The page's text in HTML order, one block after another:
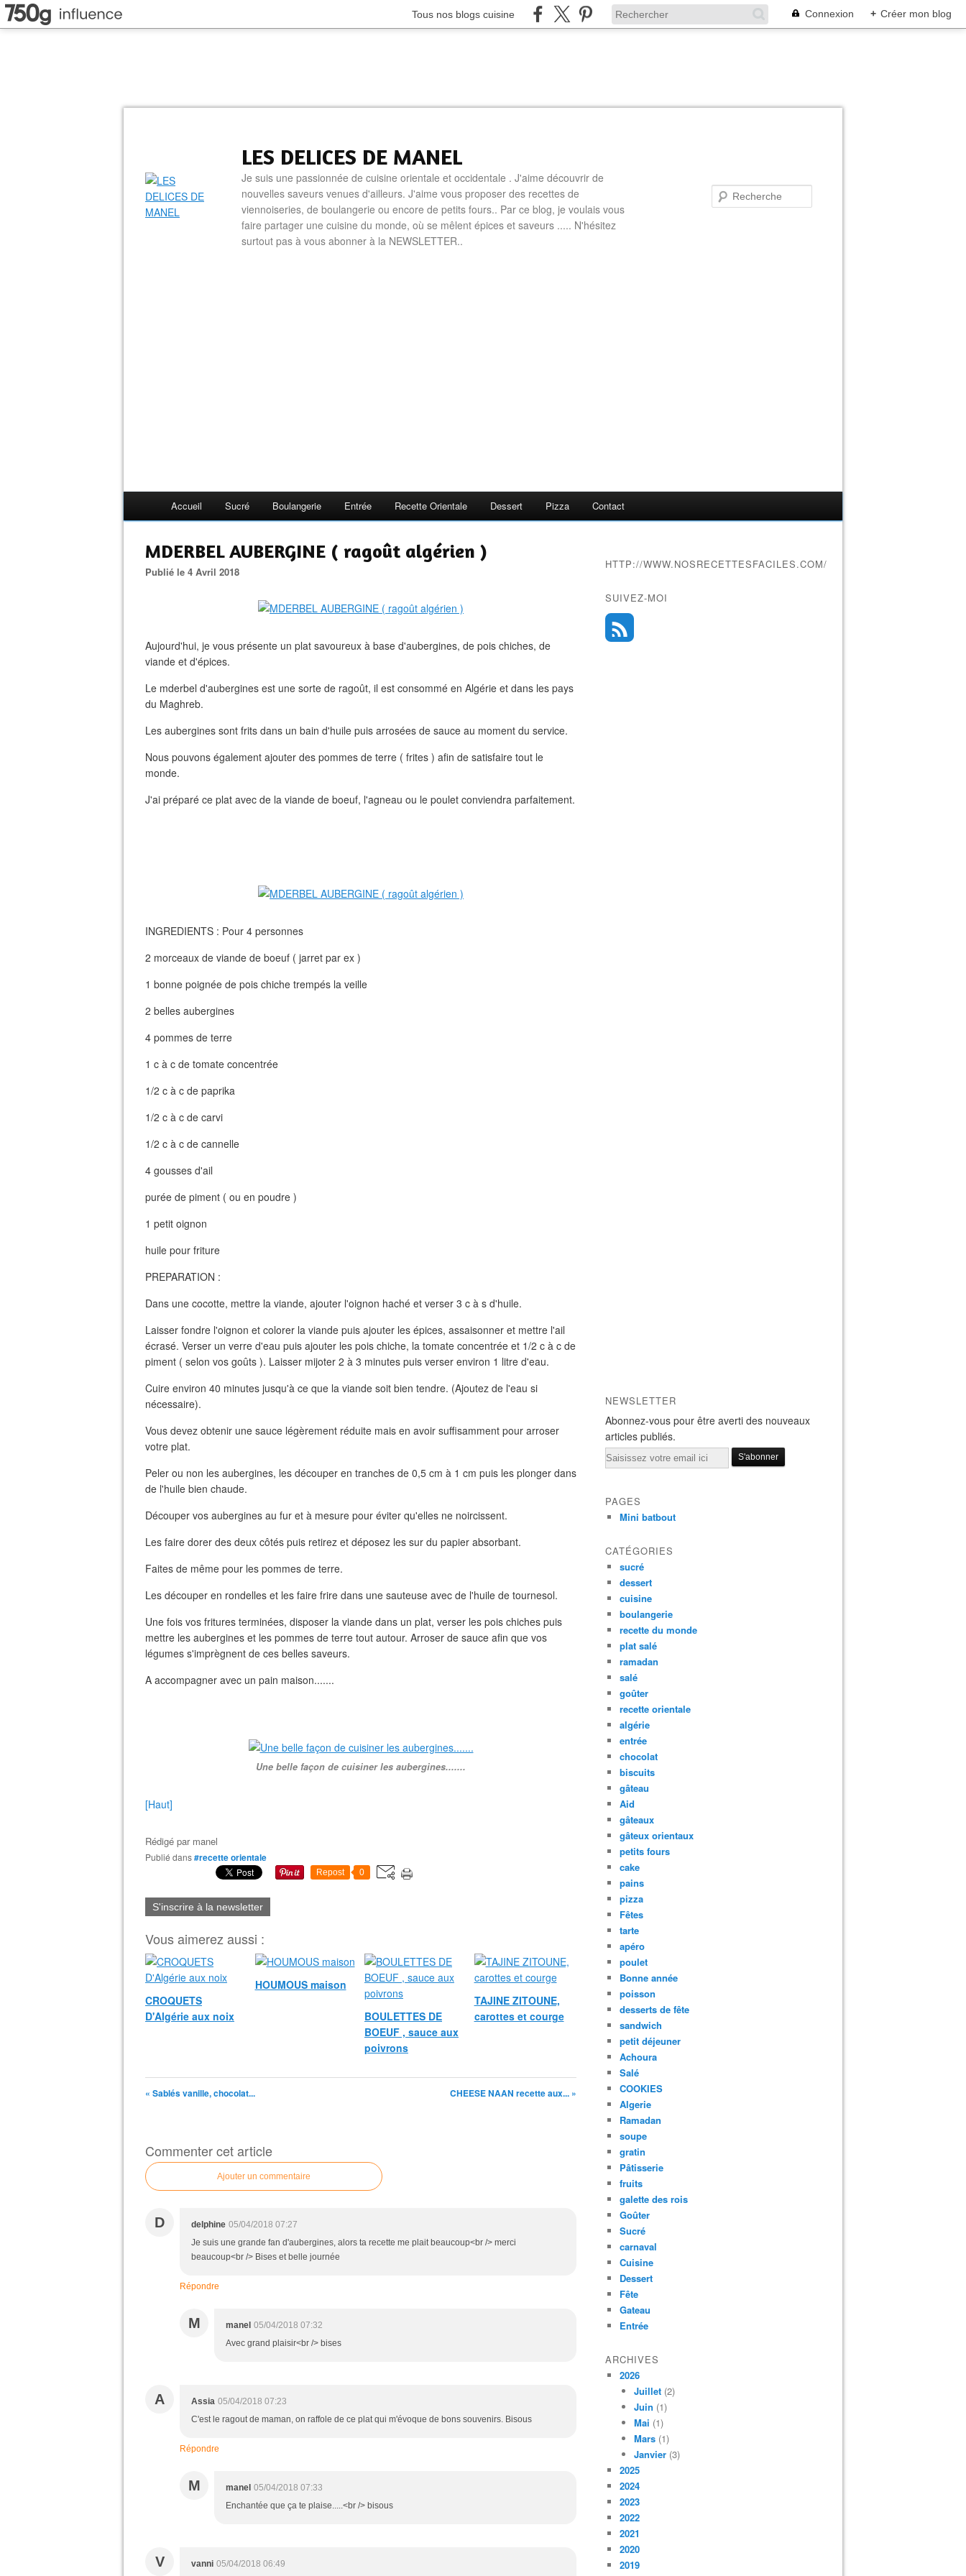
Tous nos blogs cuisine Connexion + Créer mon blog
LES DELICES DE MANEL
Je suis une passionnée de cuisine orientale et occidentale . J'aime découvrir de
nouvelles saveurs venues d'ailleurs. J'aime vous proposer des recettes de
viennoiseries, de boulangerie ou encore de petits fours.. Par ce blog, je voulais vous
faire partager une cuisine du monde, où se mêlent épices et saveurs ..... N'hésitez
surtout pas à vous abonner à la NEWSLETTER..
Accueil Sucré Boulangerie Entrée Recette Orientale Dessert Pizza Contact
MDERBEL AUBERGINE ( ragoût algérien )
Publié le 4 Avril 2018
Aujourd'hui, je vous présente un plat savoureux à base d'aubergines, de pois chiches, de
viande et d'épices.
Le mderbel d'aubergines est une sorte de ragoût, il est consommé en Algérie et dans les pays
du Maghreb.
Les aubergines sont frits dans un bain d'huile puis arrosées de sauce au moment du service.
Nous pouvons également ajouter des pommes de terre ( frites ) afin de satisfaire tout le
monde.
J'ai préparé ce plat avec de la viande de boeuf, l'agneau ou le poulet conviendra parfaitement.
INGREDIENTS : Pour 4 personnes
2 morceaux de viande de boeuf ( jarret par ex )
1 bonne poignée de pois chiche trempés la veille
2 belles aubergines
4 pommes de terre
1 c à c de tomate concentrée
1/2 c à c de paprika
1/2 c à c de carvi
1/2 c à c de cannelle
4 gousses d'ail
purée de piment ( ou en poudre )
1 petit oignon
huile pour friture
PREPARATION :
Dans une cocotte, mettre la viande, ajouter l'oignon haché et verser 3 c à s d'huile.
Laisser fondre l'oignon et colorer la viande puis ajouter les épices, assaisonner et mettre l'ail
écrasé. Verser un verre d'eau puis ajouter les pois chiche, la tomate concentrée et 1/2 c à c de
piment ( selon vos goûts ). Laisser mijoter 2 à 3 minutes puis verser environ 1 litre d'eau.
Cuire environ 40 minutes jusqu'à ce que la viande soit bien tendre. (Ajoutez de l'eau si
nécessaire).
Vous devez obtenir une sauce légèrement réduite mais en avoir suffisamment pour arroser
votre plat.
Peler ou non les aubergines, les découper en tranches de 0,5 cm à 1 cm puis les plonger dans
de l'huile bien chaude.
Découper vos aubergines au fur et à mesure pour éviter qu'elles ne noircissent.
Les faire dorer des deux côtés puis retirez et déposez les sur du papier absorbant.
Faites de même pour les pommes de terre.
Les découper en rondelles et les faire frire dans une sauteuse avec de l'huile de tournesol.
Une fois vos fritures terminées, disposer la viande dans un plat, verser les pois chiches puis
mettre les aubergines et les pommes de terre tout autour. Arroser de sauce afin que vos
légumes s'imprègnent de ces belles saveurs.
A accompagner avec un pain maison.......
Une belle façon de cuisiner les aubergines.......
[Haut]
Rédigé par manel
Publié dans#recette orientale
Repost 0
S'inscrire à la newsletter
Vous aimerez aussi :
CROQUETS
D'Algérie aux noix
HOUMOUS maison
BOULETTES DE
BOEUF , sauce aux
poivrons
TAJINE ZITOUNE,
carottes et courge
« Sablés vanille, chocolat... CHEESE NAAN recette aux... »
Commenter cet article
Ajouter un commentaire
D delphine 05/04/2018 07:27
Je suis une grande fan d'aubergines, alors ta recette me plait beaucoup<br /> merci
beaucoup<br /> Bises et belle journée
Répondre
M manel 05/04/2018 07:32
Avec grand plaisir<br /> bises
A Assia 05/04/2018 07:23
C'est le ragout de maman, on raffole de ce plat qui m'évoque de bons souvenirs. Bisous
Répondre
M manel 05/04/2018 07:33
Enchantée que ça te plaise.....<br /> bisous
V vanni 05/04/2018 06:49
HTTP://WWW.NOSRECETTESFACILES.COM/
SUIVEZ-MOI
NEWSLETTER
Abonnez-vous pour être averti des nouveaux
articles publiés.
Email
PAGES
Mini batbout
CATÉGORIES
sucré
dessert
cuisine
boulangerie
recette du monde
plat salé
ramadan
salé
goûter
recette orientale
algérie
entrée
chocolat
biscuits
gâteau
Aid
gâteaux
gâteux orientaux
petits fours
cake
pains
pizza
Fêtes
tarte
apéro
poulet
Bonne année
poisson
desserts de fête
sandwich
petit déjeuner
Achoura
Salé
COOKIES
Algerie
Ramadan
soupe
gratin
Pâtisserie
fruits
galette des rois
Goûter
Sucré
carnaval
Cuisine
Dessert
Fête
Gateau
Entrée
ARCHIVES
2026
Juillet (2)
Juin (1)
Mai (1)
Mars (1)
Janvier (3)
2025
2024
2023
2022
2021
2020
2019